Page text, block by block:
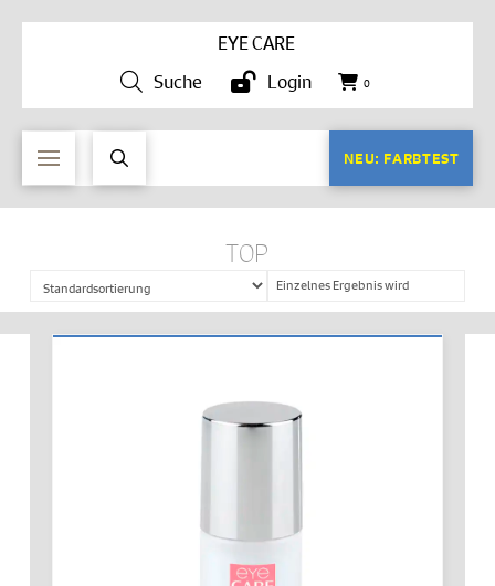
EYE CARE
Suche
Login 0
NEU: FARBTEST
TOP
Einzelnes Ergebnis wird
angezeigt